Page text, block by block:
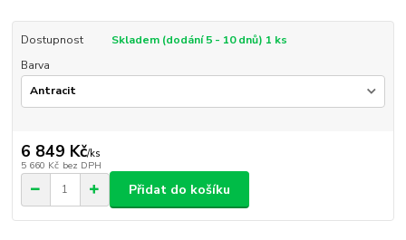
Dostupnost
Skladem (dodání 5 - 10 dnů) 1 ks
Barva
6 849 Kč/ks
5 660 Kč bez DPH
Přidat do košíku